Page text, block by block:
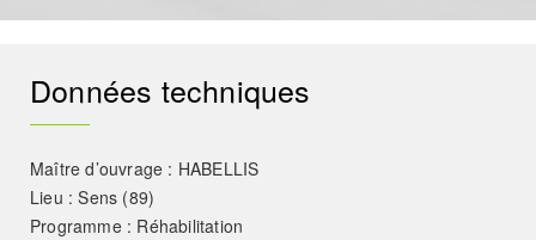
Données techniques
Maître d’ouvrage : HABELLIS
Lieu : Sens (89)
Programme : Réhabilitation